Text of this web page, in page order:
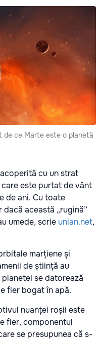
de ce Marte este o planetă
cu un strat
este purtat de vânt
de ani. Cu toate
această „rugină”
umede, scrie unian.net,
marțiene și
de știință au
se datorează
fier bogat în apă.
nuanței roșii este
fier, componentul
se presupunea că s-